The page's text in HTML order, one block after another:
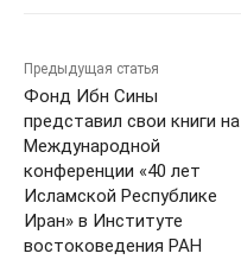
Предыдущая статья
Фонд Ибн Сины
представил свои книги на
Международной
конференции «40 лет
Исламской Республике
Иран» в Институте
востоковедения РАН